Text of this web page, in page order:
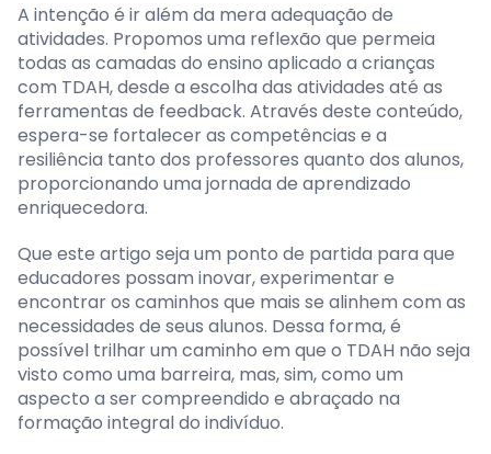
A intenção é ir além da mera adequação de
atividades. Propomos uma reflexão que permeia
todas as camadas do ensino aplicado a crianças
com TDAH, desde a escolha das atividades até as
ferramentas de feedback. Através deste conteúdo,
espera-se fortalecer as competências e a
resiliência tanto dos professores quanto dos alunos,
proporcionando uma jornada de aprendizado
enriquecedora.
Que este artigo seja um ponto de partida para que
educadores possam inovar, experimentar e
encontrar os caminhos que mais se alinhem com as
necessidades de seus alunos. Dessa forma, é
possível trilhar um caminho em que o TDAH não seja
visto como uma barreira, mas, sim, como um
aspecto a ser compreendido e abraçado na
formação integral do indivíduo.